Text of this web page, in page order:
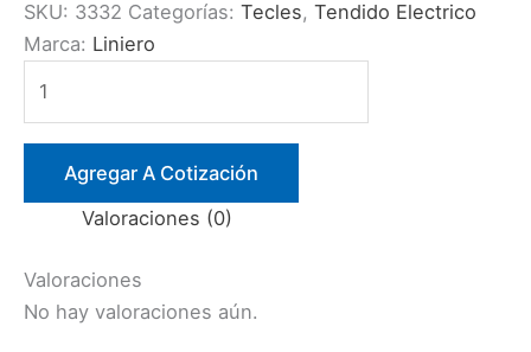
SKU: 3332 Categorías: Tecles, Tendido Electrico
Marca: Liniero
PIOLA
SEÑORITA
TONELADAS
cantidad
Agregar A Cotización
Valoraciones (0)
Valoraciones
No hay valoraciones aún.